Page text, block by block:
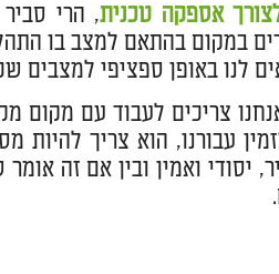
אספקה טכנית, הרי
במקום בהתאם למצב בו
לנו באופן ספציפי למצבים
צריכים לעבוד עם מקום
עבורנו, הוא צריך להיות
יסודי ואמין ובין אם זה